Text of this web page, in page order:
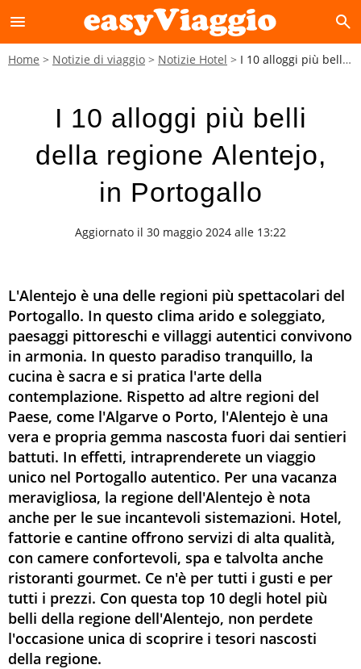
menu search
Home Notizie di viaggio Notizie Hotel I 10 alloggi più belli della regione Alentejo, in Portogallo
I 10 alloggi più belli
della regione Alentejo,
in Portogallo
Aggiornato il 30 maggio 2024 alle 13:22
L'Alentejo è una delle regioni più spettacolari del
Portogallo. In questo clima arido e soleggiato,
paesaggi pittoreschi e villaggi autentici convivono
in armonia. In questo paradiso tranquillo, la
cucina è sacra e si pratica l'arte della
contemplazione. Rispetto ad altre regioni del
Paese, come l'Algarve o Porto, l'Alentejo è una
vera e propria gemma nascosta fuori dai sentieri
battuti. In effetti, intraprenderete un viaggio
unico nel Portogallo autentico. Per una vacanza
meravigliosa, la regione dell'Alentejo è nota
anche per le sue incantevoli sistemazioni. Hotel,
fattorie e cantine offrono servizi di alta qualità,
con camere confortevoli, spa e talvolta anche
ristoranti gourmet. Ce n'è per tutti i gusti e per
tutti i prezzi. Con questa top 10 degli hotel più
belli della regione dell'Alentejo, non perdete
l'occasione unica di scoprire i tesori nascosti
della regione.